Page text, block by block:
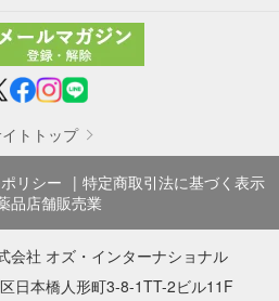
トトップ
リシー
特定商取引法に基づく表示
品店舗販売業
会社 オズ・インターナショナル
日本橋人形町3-8-1TT-2ビル11F